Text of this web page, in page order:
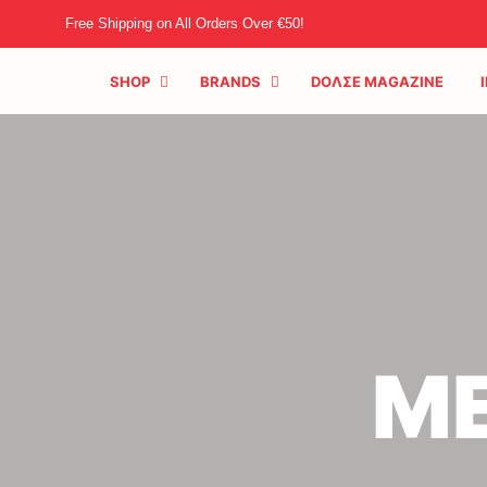
Free Shipping on All Orders Over €50!
SHOP BRANDS DOΛΣE MAGAZINE